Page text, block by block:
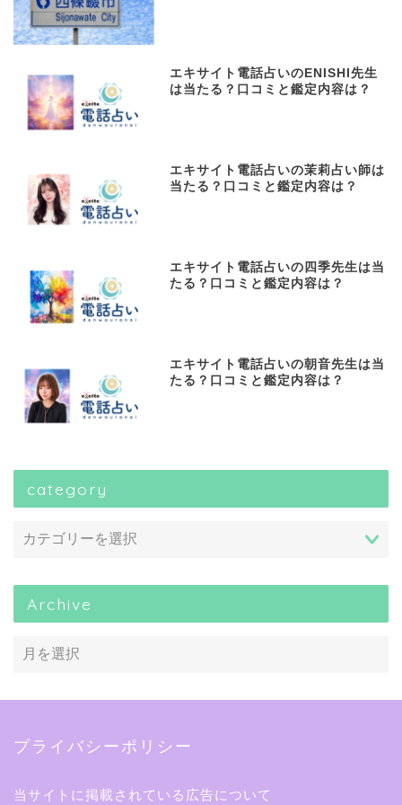
エキサイト電話占いのENISHI先生
は当たる？口コミと鑑定内容は？
エキサイト電話占いの茉莉占い師は
当たる？口コミと鑑定内容は？
エキサイト電話占いの四季先生は当
たる？口コミと鑑定内容は？
エキサイト電話占いの朝音先生は当
たる？口コミと鑑定内容は？
category
Archive
プライバシーポリシー
当サイトに掲載されている広告について